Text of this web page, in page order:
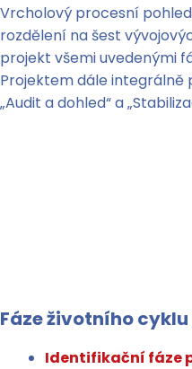
Vrcholový procesní
rozdělení na šest
projekt všemi uvedenými
Projektem dále integrálně
„Audit a dohled“ a
Fáze životního
Identifikační fáze